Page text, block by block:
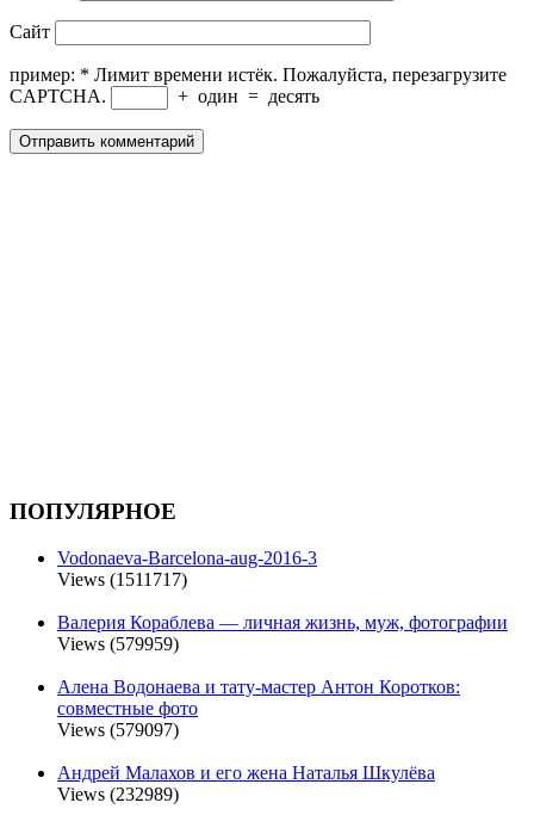
Сайт
пример: * Лимит времени истёк. Пожалуйста, перезагрузите
CAPTCHA.
+ один = десять
ПОПУЛЯРНОЕ
Vodonaeva-Barcelona-aug-2016-3
Views (1511717)
Валерия Кораблева — личная жизнь, муж, фотографии
Views (579959)
Алена Водонаева и тату-мастер Антон Коротков:
совместные фото
Views (579097)
Андрей Малахов и его жена Наталья Шкулёва
Views (232989)